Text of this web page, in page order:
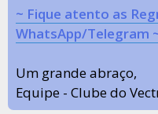
~ Fique atento as
WhatsApp/Telegram
Um grande abraço,
Equipe - Clube do